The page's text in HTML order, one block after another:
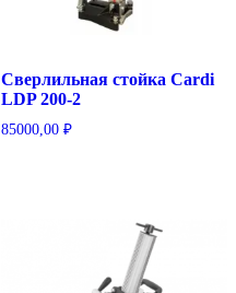
Сверлильная стойка Cardi
LDP 200-2
85000,00 ₽